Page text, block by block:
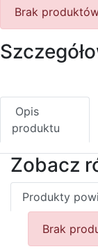
Brak
Opis
produktu
Zobacz
Produkty
Brak